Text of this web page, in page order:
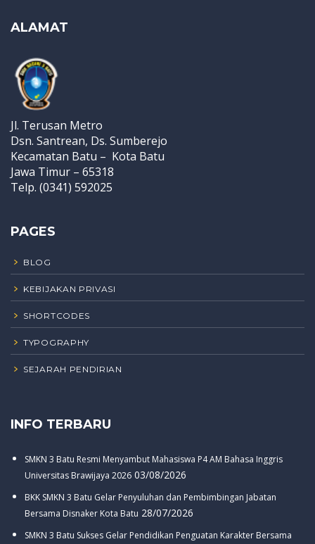
ALAMAT
Jl. Terusan Metro
Dsn. Santrean, Ds. Sumberejo
Kecamatan Batu – Kota Batu
Jawa Timur – 65318
Telp. (0341) 592025
PAGES
BLOG
KEBIJAKAN PRIVASI
SHORTCODES
TYPOGRAPHY
SEJARAH PENDIRIAN
INFO TERBARU
SMKN 3 Batu Resmi Menyambut Mahasiswa P4 AM Bahasa Inggris
Universitas Brawijaya 2026 03/08/2026
BKK SMKN 3 Batu Gelar Penyuluhan dan Pembimbingan Jabatan
Bersama Disnaker Kota Batu 28/07/2026
SMKN 3 Batu Sukses Gelar Pendidikan Penguatan Karakter Bersama